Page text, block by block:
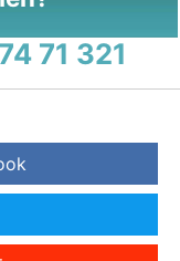
71 321